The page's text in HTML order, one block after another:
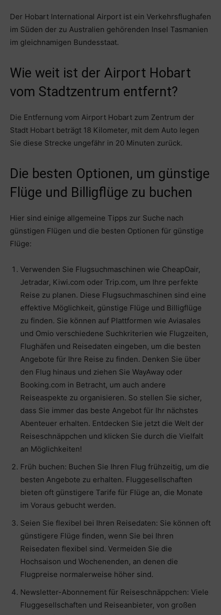
Der Hobart International Airport ist ein Verkehrsflughafen
im Süden der zu Australien gehörenden Insel Tasmanien
im gleichnamigen Bundesstaat.
Wie weit ist der Airport Hobart
vom Stadtzentrum entfernt?
Die Entfernung vom Airport Hobart zum Zentrum der
Stadt Hobart beträgt 18 Kilometer, mit dem Auto legen
Sie diese Strecke ungefähr in 20 Minuten zurück.
Die besten Optionen, um günstige
Flüge und Billigflüge zu buchen
Hier sind einige allgemeine Tipps zur Suche nach
günstigen Flügen und die besten Optionen für günstige
Flüge:
Verwenden Sie Flugsuchmaschinen wie CheapOair,
Jetradar, Kiwi.com oder Trip.com, um Ihre perfekte
Reise zu planen. Diese Flugsuchmaschinen sind eine
effektive Möglichkeit, günstige Flüge und Billigflüge
zu finden. Sie können auf Plattformen wie Aviasales
und Omio verschiedene Suchkriterien wie Flugzeiten,
Flughäfen und Reisedaten eingeben, um die besten
Angebote für Ihre Reise zu finden. Denken Sie über
den Flug hinaus und ziehen Sie WayAway oder
Booking.com in Betracht, um auch andere
Reiseaspekte zu organisieren. So stellen Sie sicher,
dass Sie immer das beste Angebot für Ihr nächstes
Abenteuer erhalten. Entdecken Sie jetzt die Welt der
Reiseschnäppchen und klicken Sie durch die Vielfalt
an Möglichkeiten!
Früh buchen: Buchen Sie Ihren Flug frühzeitig, um die
besten Angebote zu erhalten. Fluggesellschaften
bieten oft günstigere Tarife für Flüge an, die Monate
im Voraus gebucht werden.
Seien Sie flexibel bei Ihren Reisedaten: Sie können oft
günstigere Flüge finden, wenn Sie bei Ihren
Reisedaten flexibel sind. Vermeiden Sie die
Hochsaison und Wochenenden, an denen die
Flugpreise normalerweise höher sind.
Newsletter-Abonnement für Reiseschnäppchen: Viele
Fluggesellschaften und Reiseanbieter, von großen